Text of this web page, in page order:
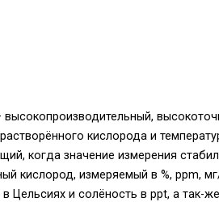
высокопроизводительный,
кислорода и
когда значение измерения
кислород, измеряемый в %, ppm,
в Цельсиях и солёность в ppt, а